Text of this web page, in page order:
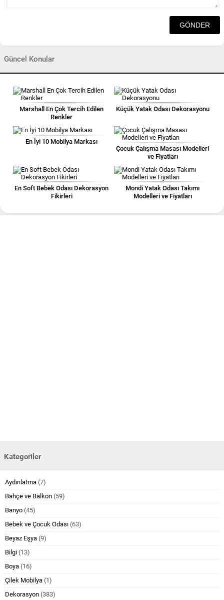
Güncel Konular
Marshall En Çok Tercih Edilen
Renkler
Küçük Yatak Odası Dekorasyonu
En İyi 10 Mobilya Markası
Çocuk Çalışma Masası Modelleri
ve Fiyatları
En Soft Bebek Odası Dekorasyon
Fikirleri
Mondi Yatak Odası Takımı
Modelleri ve Fiyatları
Kategoriler
Aydınlatma (7)
Bahçe ve Balkon (59)
Banyo (45)
Bebek ve Çocuk Odası (63)
Beyaz Eşya (9)
Bilgi (13)
Boya (16)
Çilek Mobilya (1)
Dekorasyon (383)